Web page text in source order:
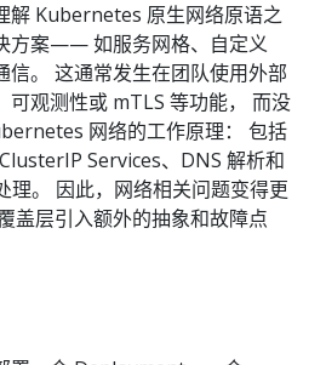
解 Kubernetes 原生网络原语之
方案—— 如服务网格、自定义
信。 这通常发生在团队使用外部
可观测性或 mTLS 等功能， 而没
网络的工作原理： 包括
Services、DNS 解析和
理。 因此，网络相关问题变得更
盖层引入额外的抽象和故障点